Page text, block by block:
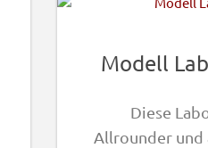
Haupt-
Modell
Diese
Allrounder und